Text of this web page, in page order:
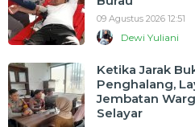
09 Agustus 2026 12:51
Dewi Yuliani
Ketika Jarak
Penghalang,
Jembatan
Selayar